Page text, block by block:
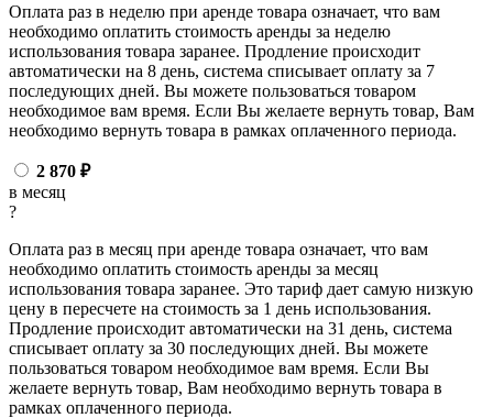
Оплата раз в неделю при аренде товара означает, что вам
необходимо оплатить стоимость аренды за неделю
использования товара заранее. Продление происходит
автоматически на 8 день, система списывает оплату за 7
последующих дней. Вы можете пользоваться товаром
необходимое вам время. Если Вы желаете вернуть товар, Вам
необходимо вернуть товара в рамках оплаченного периода.
2 870 ₽
в месяц
?
Оплата раз в месяц при аренде товара означает, что вам
необходимо оплатить стоимость аренды за месяц
использования товара заранее. Это тариф дает самую низкую
цену в пересчете на стоимость за 1 день использования.
Продление происходит автоматически на 31 день, система
списывает оплату за 30 последующих дней. Вы можете
пользоваться товаром необходимое вам время. Если Вы
желаете вернуть товар, Вам необходимо вернуть товара в
рамках оплаченного периода.